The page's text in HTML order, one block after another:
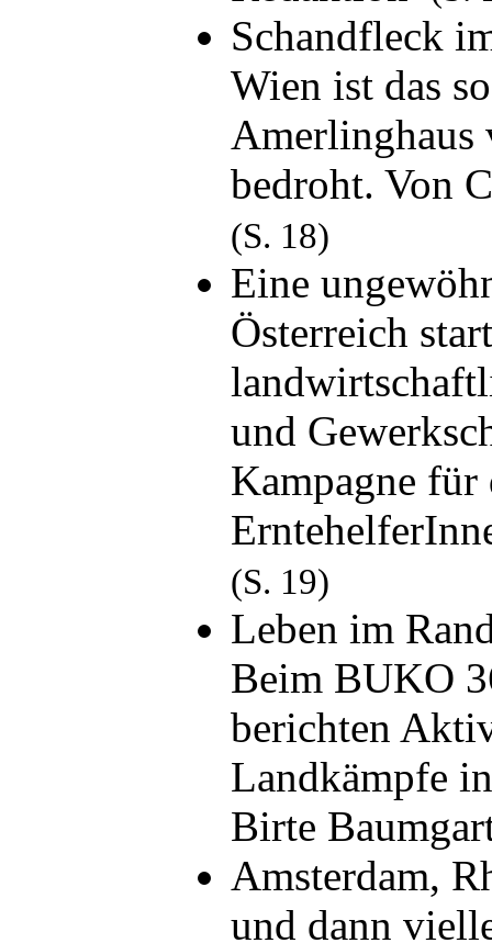
Schandfleck
Wien ist das
Amerlinghaus
bedroht. Von
(S. 18)
Eine
Österreich
und
Kampagne für
(S. 19)
Leben im
Beim BUKO
berichten
Landkämpfe
Birte
Amsterdam,
und dann